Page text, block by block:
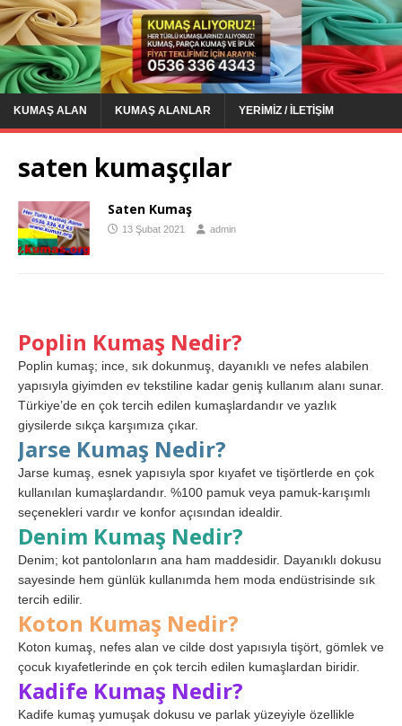
KUMAŞ ALAN KUMAŞ ALANLAR YERIMIZ / İLETIŞIM
saten kumaşçılar
Saten Kumaş
13 Şubat 2021 admin
Poplin Kumaş Nedir?
Poplin kumaş; ince, sık dokunmuş, dayanıklı ve nefes alabilen
yapısıyla giyimden ev tekstiline kadar geniş kullanım alanı sunar.
Türkiye’de en çok tercih edilen kumaşlardandır ve yazlık
giysilerde sıkça karşımıza çıkar.
Jarse Kumaş Nedir?
Jarse kumaş, esnek yapısıyla spor kıyafet ve tişörtlerde en çok
kullanılan kumaşlardandır. %100 pamuk veya pamuk-karışımlı
seçenekleri vardır ve konfor açısından idealdir.
Denim Kumaş Nedir?
Denim; kot pantolonların ana ham maddesidir. Dayanıklı dokusu
sayesinde hem günlük kullanımda hem moda endüstrisinde sık
tercih edilir.
Koton Kumaş Nedir?
Koton kumaş, nefes alan ve cilde dost yapısıyla tişört, gömlek ve
çocuk kıyafetlerinde en çok tercih edilen kumaşlardan biridir.
Kadife Kumaş Nedir?
Kadife kumaş yumuşak dokusu ve parlak yüzeyiyle özellikle